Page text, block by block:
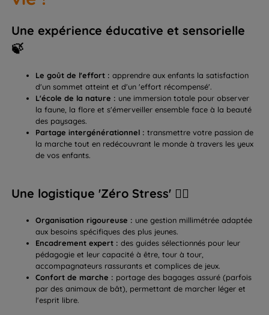
Une expérience éducative et sensorielle
🍃
Le goût de l'effort :apprendre aux enfants la satisfaction
d'un sommet atteint et d'un 'effort récompensé'.
L'école de la nature : une immersion totale pour observer
la faune, la flore et s'émerveiller ensemble face à la beauté
des paysages.
Partage intergénérationnel : transmettre votre passion de
la marche tout en redécouvrant le monde à travers les yeux
de vos enfants.
Une logistique 'Zéro Stress' 🧘‍♀️
Organisation rigoureuse : une gestion millimétrée adaptée
aux besoins spécifiques des plus jeunes.
Encadrement expert :des guides sélectionnés pour leur
pédagogie et leur capacité à être, tour à tour,
accompagnateurs rassurants et complices de jeux.
Confort de marche : portage des bagages assuré (parfois
par des animaux de bât), permettant de marcher léger et
l'esprit libre.